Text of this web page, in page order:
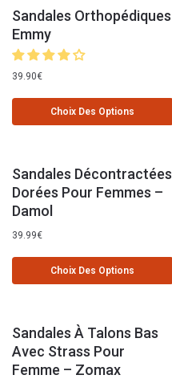
Sandales Orthopédiques
Emmy
39.90€
Choix Des Options
Sandales Décontractées
Dorées Pour Femmes –
Damol
39.99€
Choix Des Options
Sandales À Talons Bas
Avec Strass Pour
Femme – Zomax